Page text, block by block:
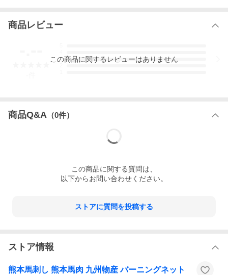
お歳暮 年越し 年末 御歳暮 お祝い 御祝い 誕生日 BBQ バーベキュ
ー 帰省土産 法事
商品レビュー
3
この商品に関するレビューはありません
商品Q&A （0件）
この商品に関する質問は、
以下からお問い合わせください。
ストアに質問を投稿する
ストア情報
熊本馬刺し 熊本馬肉 九州物産 バーニングネット